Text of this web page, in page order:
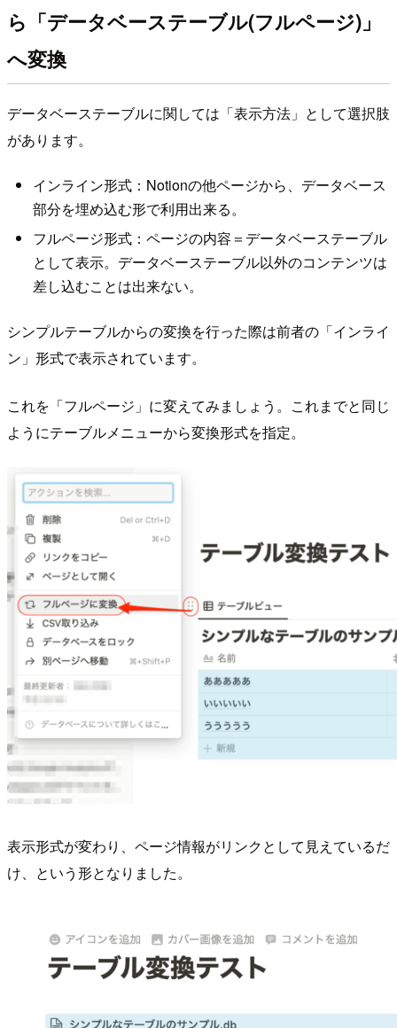
ら「データベーステーブル(フルページ)」
へ変換
データベーステーブルに関しては「表示方法」として選択肢
があります。
インライン形式：Notionの他ページから、データベース
部分を埋め込む形で利用出来る。
フルページ形式：ページの内容＝データベーステーブル
として表示。データベーステーブル以外のコンテンツは
差し込むことは出来ない。
シンプルテーブルからの変換を行った際は前者の「インライ
ン」形式で表示されています。
これを「フルページ」に変えてみましょう。これまでと同じ
ようにテーブルメニューから変換形式を指定。
表示形式が変わり、ページ情報がリンクとして見えているだ
け、という形となりました。